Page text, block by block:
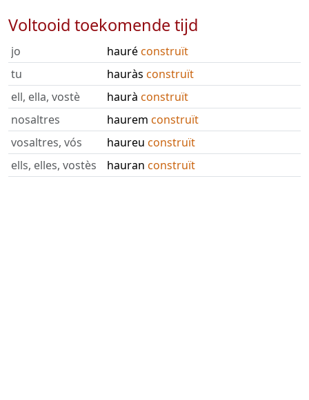
Voltooid toekomende tijd
jo hauréconstruït
tu
hauràs construït
ell, ella, vostè
haurà construït
nosaltres
haurem construït
vosaltres, vós
haureu construït
ells, elles, vostès
hauran construït